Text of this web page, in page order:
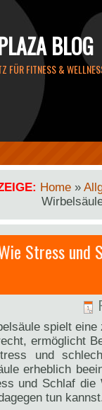
BLOG
FÜR FITNESS &
Home»
Stress und
spielt
ermöglicht
und
erheblich
und Schlaf die
tun